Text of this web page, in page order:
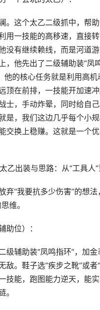
。这个太乙二级抓中，帮
用一技能的高移速，直接
没有继续赖线，而是河道
，他先出了二级辅助装“凤
他的核心任务就是利用高
顶在前排，一技能开加速
士，手动炸晕，同时给自
是，我们这边几乎每个小
交换上稳赚。这就是一个
乙出装与思路：从“工具人”
弃“我要抗多少伤害”的想
维。
助位）：
级辅助装“凤鸣指环”，加
敌。鞋子选“疾步之靴”或者
技能，跑图能力逆天，能
。